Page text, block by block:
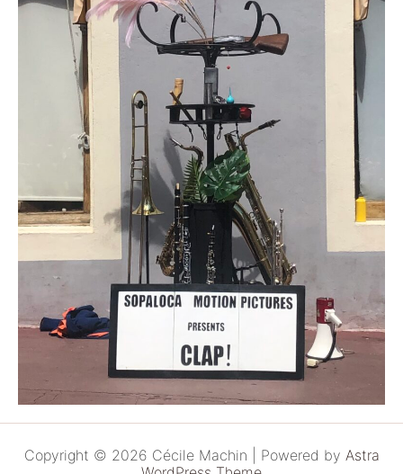
Copyright © 2026 Cécile Machin | Powered by Astra